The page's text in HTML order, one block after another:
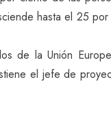
hasta el 25 por
de la Unión
el jefe de